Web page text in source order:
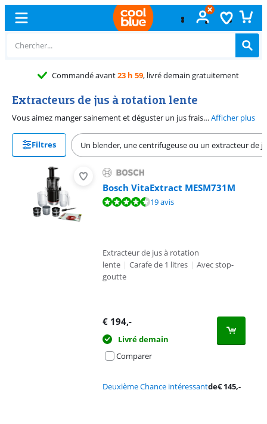
Commandé avant23 h 59, livré demain gratuitement
Extracteurs de jus à rotation lente
Vous aimez manger sainement et déguster un jus frais tous les jours ? Alors un extracteur de jus est ce qu'il vous faut. Un extracteur de jus à rotation lente permet de faire des jus de fruits et de légumes. Le jus est extrait des aliments avec une rotation lente au lieu de la force centrifuge. Cette méthode ne libère aucune chaleur de frottement et la vitesse est faible. Par conséquent, les enzymes sont mieux conservés. Le résultat final est un jus clair, plein de vitamines et de saveurs.Afficher plus
Filtres Un blender, une centrifugeuse ou un extracteur de
Bosch VitaExtract MESM731M
La note est de 8,8 sur 10, basée sur 19 avis.19 avis
Extracteur de jus à rotation
lente | Carafe de 1 litres | Avec stop-
goutte
€ 194,-
Livré demain
Comparer
Deuxième Chance intéressantde€145,-